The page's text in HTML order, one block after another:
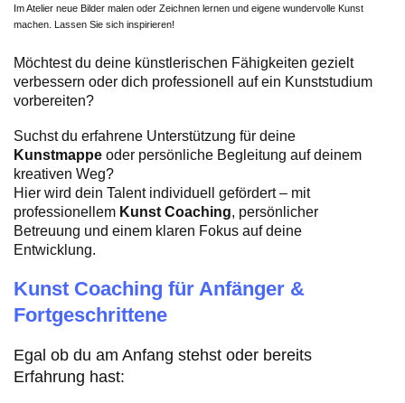
Im Atelier neue Bilder malen oder Zeichnen lernen und eigene wundervolle Kunst
machen. Lassen Sie sich inspirieren!
Möchtest du deine künstlerischen Fähigkeiten gezielt
verbessern oder dich professionell auf ein Kunststudium
vorbereiten?
Suchst du erfahrene Unterstützung für deine
Kunstmappe oder persönliche Begleitung auf deinem
kreativen Weg?
Hier wird dein Talent individuell gefördert – mit
professionellem Kunst Coaching, persönlicher
Betreuung und einem klaren Fokus auf deine
Entwicklung.
Kunst Coaching für Anfänger &
Fortgeschrittene
Egal ob du am Anfang stehst oder bereits
Erfahrung hast: